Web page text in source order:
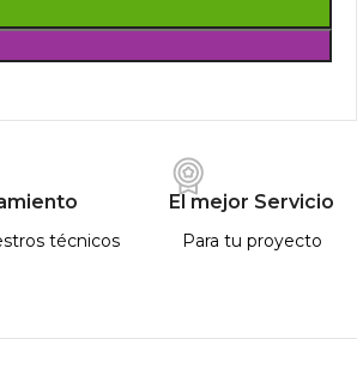
técnicos
El mejor Servicio
Para tu proyecto